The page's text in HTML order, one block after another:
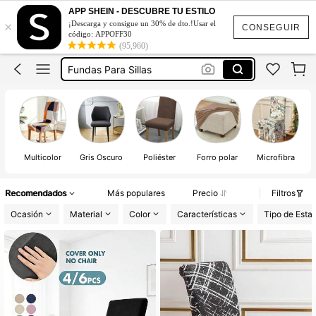
CONSEGUIR
×
APP SHEIN - DESCUBRE TU ESTILO
¡Descarga y consigue un 30% de dto.!Usar el
código: APPOFF30
(95,960)
Cubre Sillas
Forros Para Sillas
Fundas Para Sillas
Cubre Sillas
Forros Para Sillas
Multicolor Gris Oscuro Poliéster Forro polar Microfibra
Recomendados Más populares Precio
Filtros
Ocasión
Material Color Características Tipo de